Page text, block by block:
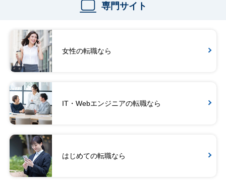
専門サイト
女性の転職なら
IT・Webエンジニアの転職なら
はじめての転職なら